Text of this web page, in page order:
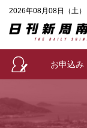
2026年08月08日（土）
お申込み